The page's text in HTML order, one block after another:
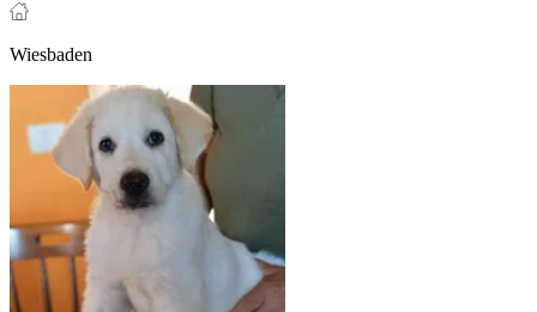
Wiesbaden